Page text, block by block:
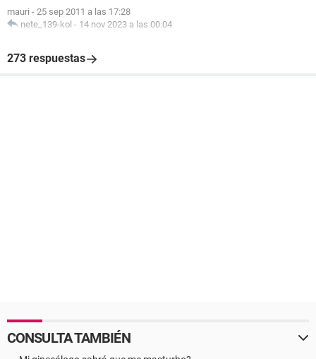
mauri - 25 sep 2011 a las 17:28
nete_139-kol - 14 nov 2023 a las 00:04
273 respuestas
CONSULTA TAMBIÉN